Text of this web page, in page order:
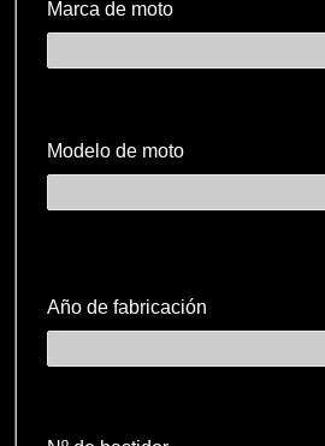
Marca de moto
Modelo de moto
Año de fabricación